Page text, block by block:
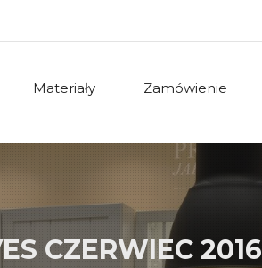
Materiały Zamówienie
CZERWIEC 2016